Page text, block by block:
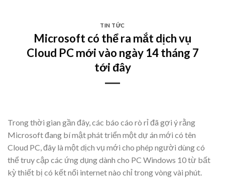
TIN TỨC
Microsoft có thể ra mắt dịch vụ
Cloud PC mới vào ngày 14 tháng 7
tới đây
Trong thời gian gần đây, các báo cáo rò rỉ đã gợi ý rằng
Microsoft đang bí mật phát triển một dự án mới có tên
Cloud PC, đây là một dịch vụ mới cho phép người dùng có
thể truy cập các ứng dụng dành cho PC Windows 10 từ bất
kỳ thiết bị có kết nối internet nào chỉ trong vòng vài phút.